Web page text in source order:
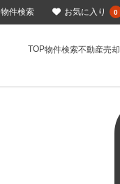
TOP物件検索不動産売却
物件検索 お気に入り 0